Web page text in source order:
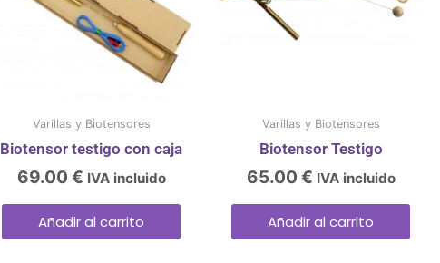
Varillas y Biotensores
Biotensor testigo con caja
69.00 € IVA incluido
Añadir al carrito
Varillas y Biotensores
Biotensor Testigo
65.00 € IVA incluido
Añadir al carrito